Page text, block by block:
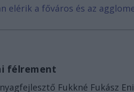
elérik a főváros és az
félrement
Fukkné Fukász